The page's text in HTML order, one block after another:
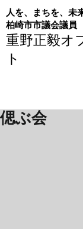
重野正毅オ
ト
人を、まちを、未
​柏崎市市議会議員
偲ぶ会